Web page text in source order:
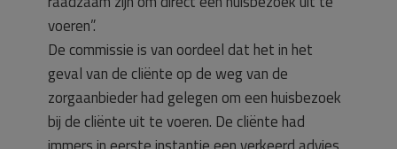
voeren”.
De commissie is van oordeel dat het in het
geval van de cliënte op de weg van de
zorgaanbieder had gelegen om een huisbezoek
bij de cliënte uit te voeren. De cliënte had